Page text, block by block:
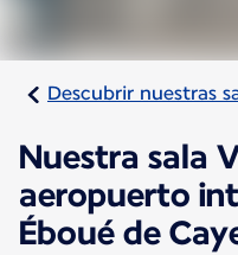
Descubrir nuestras
Nuestra sala
aeropuerto
Éboué de